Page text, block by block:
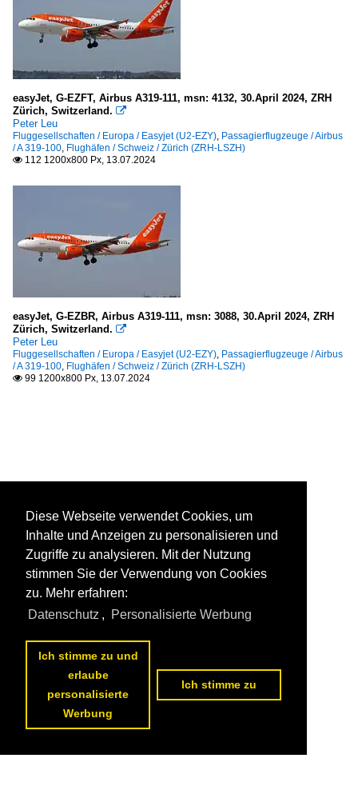
easyJet, G-EZFT, Airbus A319-111, msn: 4132, 30.April 2024, ZRH
Zürich, Switzerland. 
Peter Leu
Fluggesellschaften / Europa / Easyjet (U2-EZY), Passagierflugzeuge / Airbus
/ A 319-100, Flughäfen / Schweiz / Zürich (ZRH-LSZH)
 112 1200x800 Px, 13.07.2024
easyJet, G-EZBR, Airbus A319-111, msn: 3088, 30.April 2024, ZRH
Zürich, Switzerland. 
Peter Leu
Fluggesellschaften / Europa / Easyjet (U2-EZY), Passagierflugzeuge / Airbus
/ A 319-100, Flughäfen / Schweiz / Zürich (ZRH-LSZH)
 99 1200x800 Px, 13.07.2024
Diese Webseite verwendet Cookies, um
Inhalte und Anzeigen zu personalisieren und
Zugriffe zu analysieren. Mit der Nutzung
stimmen Sie der Verwendung von Cookies
zu. Mehr erfahren:
Datenschutz , Personalisierte Werbung
Ich stimme zu und
erlaube
personalisierte
Werbung
Ich stimme zu